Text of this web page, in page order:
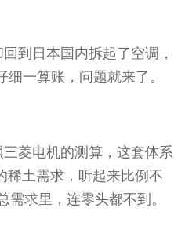
到日本国内拆起了空调，
细一算账，问题就来了。
菱电机的测算，这套体系
稀土需求，听起来比例不
求里，连零头都不到。